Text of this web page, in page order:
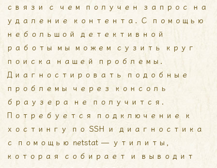
связи с чем получен запрос на
удаление контента. С помощью
небольшой детективной
работы мы можем сузить круг
поиска нашей проблемы.
Диагностировать подобные
проблемы через консоль
браузера не получится.
Потребуется подключение к
хостингу по SSH и диагностика
с помощью netstat — утилиты,
которая собирает и выводит